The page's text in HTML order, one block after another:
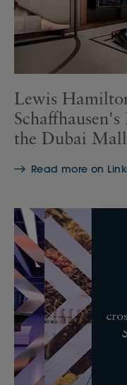
Lewis
the Dubai
Read more on